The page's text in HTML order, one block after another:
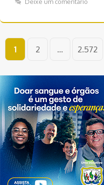
Navegação
de
Page
1 Page
2 … Page
2.572